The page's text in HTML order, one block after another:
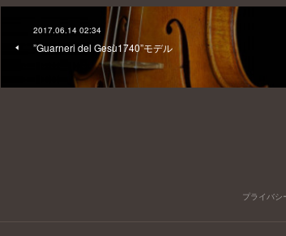
2017.06.14 02:34
”Guarneri del Gesù1740”モデル
プライバシ